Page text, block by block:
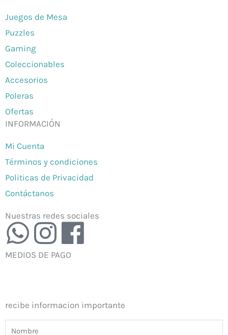
Juegos de Mesa
Puzzles
Gaming
Coleccionables
Accesorios
Poleras
Ofertas
INFORMACIÓN
Mi Cuenta
Términos y condiciones
Politicas de Privacidad
Contáctanos
Nuestras redes sociales
W
h
t
I
n
t
F
e
MEDIOS DE PAGO
recibe informacion importante
Nombre